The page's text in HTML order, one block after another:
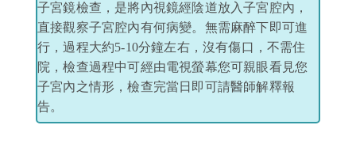
子宮鏡檢查，是將內視鏡經陰道放入子宮腔內，
直接觀察子宮腔內有何病變。無需麻醉下即可進
行，過程大約5-10分鐘左右，沒有傷口，不需住
院，檢查過程中可經由電視螢幕您可親眼看見您
子宮內之情形，檢查完當日即可請醫師解釋報
告。